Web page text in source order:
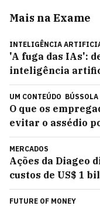
Mais na Exame
INTELIGÊNCIA
'A fuga das IAs':
inteligência
UM CONTEÚDO BÚSSOLA
O que os
evitar o assédio
MERCADOS
Ações da Diageo
custos de US$ 1
FUTURE OF MONEY